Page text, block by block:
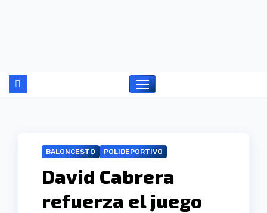
BALONCESTO POLIDEPORTIVO
David Cabrera
refuerza el juego